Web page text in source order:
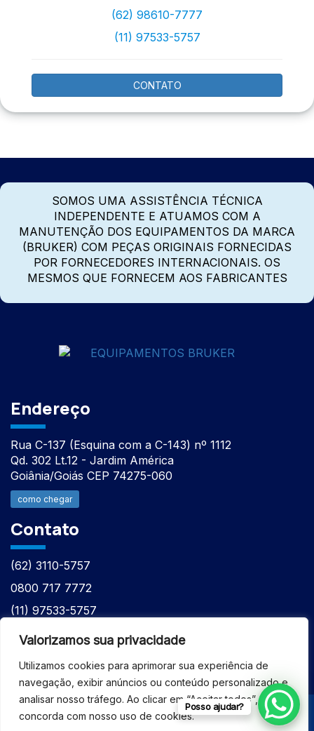
Valorizamos sua privacidade
Utilizamos cookies para aprimorar sua experiência de
navegação, exibir anúncios ou conteúdo personalizado e
analisar nosso tráfego. Ao clicar em “Aceitar todos”, você
concorda com nosso uso de cookies.
(62) 98610-7777
(11) 97533-5757
CONTATO
SOMOS UMA ASSISTÊNCIA TÉCNICA
INDEPENDENTE E ATUAMOS COM A
MANUTENÇÃO DOS EQUIPAMENTOS DA MARCA
(BRUKER) COM PEÇAS ORIGINAIS FORNECIDAS
POR FORNECEDORES INTERNACIONAIS. OS
MESMOS QUE FORNECEM AOS FABRICANTES
Endereço
Rua C-137 (Esquina com a C-143) nº 1112
Qd. 302 Lt.12 - Jardim América
Goiânia/Goiás CEP 74275-060
como chegar
Contato
(62) 3110-5757
0800 717 7772
(11) 97533-5757
(62) 98610-7777
© 2026 - ASSISTÊNCIA TÉCNICA ESPECIALIZADA
Posso ajudar?